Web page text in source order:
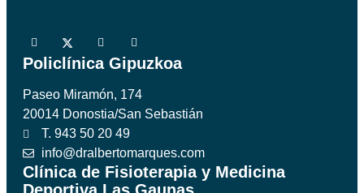
Policlínica Gipuzkoa
Paseo Miramón, 174
20014 Donostia/San Sebastián
T. 943 50 20 49
info@dralbertomarques.com
Clínica de Fisioterapia y Medicina
Deportiva Las Gaunas